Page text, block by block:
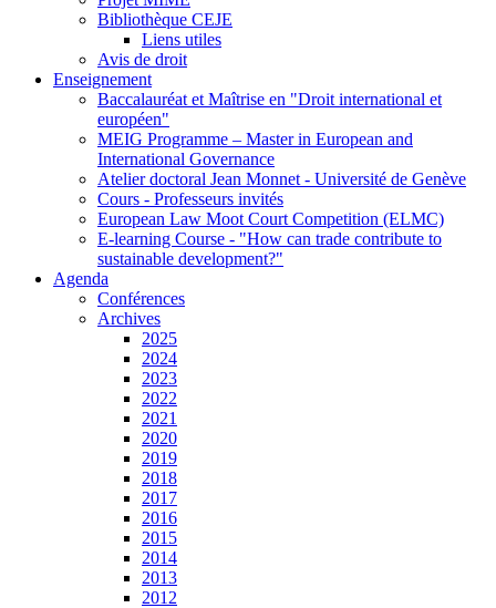
Bibliothèque CEJE
Liens utiles
Avis de droit
Enseignement
Baccalauréat et Maîtrise en "Droit international et
européen"
MEIG Programme – Master in European and
International Governance
Atelier doctoral Jean Monnet - Université de Genève
Cours - Professeurs invités
European Law Moot Court Competition (ELMC)
E-learning Course - "How can trade contribute to
sustainable development?"
Agenda
Conférences
Archives
2025
2024
2023
2022
2021
2020
2019
2018
2017
2016
2015
2014
2013
2012